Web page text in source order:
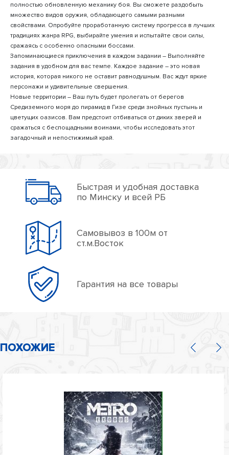
полностью обновленную механику боя. Вы сможете раздобыть
множество видов оружия, обладающего самыми разными
свойствами. Опробуйте проработанную систему прогресса в лучших
традициях жанра RPG, выбирайте умения и испытайте свои силы,
сражаясь с особенно опасными боссами.
Запоминающиеся приключения в каждом задании – Выполняйте
задания в удобном для вас темпе. Каждое задание – это новая
история, которая никого не оставит равнодушным. Вас ждут яркие
персонажи и удивительные свершения.
Новые территории – Ваш путь будет пролегать от берегов
Средиземного моря до пирамид в Гизе среди знойных пустынь и
цветущих оазисов. Вам предстоит отбиваться от диких зверей и
сражаться с беспощадными воинами, чтобы исследовать этот
загадочный и непостижимый край.
Быстрая и удобная доставка
по Минску и всей РБ
Самовывоз в 100м от
ст.м.Восток
Гарантия на все товары
ПОХОЖИЕ